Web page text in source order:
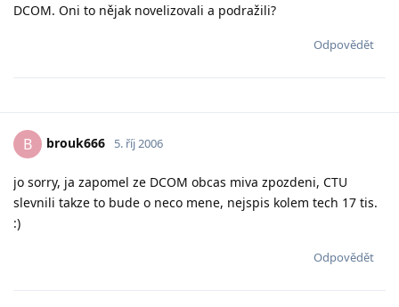
DCOM. Oni to nějak novelizovali a podražili?
Odpovědět
B brouk666 5. říj 2006
jo sorry, ja zapomel ze DCOM obcas miva zpozdeni, CTU
slevnili takze to bude o neco mene, nejspis kolem tech 17 tis.
:)
Odpovědět